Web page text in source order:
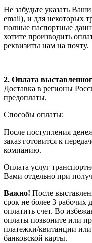
Не забудьте указать
email), и для некоторых
полные паспортные
хотите производить
реквизиты нам на почту.
2. Оплата
Доставка в регионы
предоплаты.
Способы оплаты:
После поступления
заказ готовится к
компанию.
Оплата услуг
Вами отдельно при
Важно! После
срок не более 3 рабочих
оплатить счет. Во
оплаты позвоните или
платежки/квитанции
банковской карты.